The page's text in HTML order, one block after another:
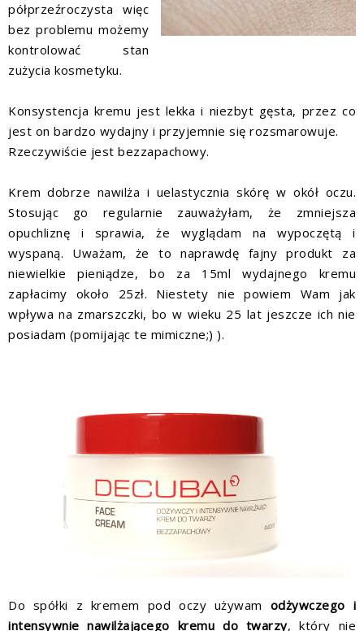
półprzeźroczysta więc
bez problemu możemy
kontrolować stan
zużycia kosmetyku.
Konsystencja kremu jest lekka i niezbyt gęsta, przez co
jest on bardzo wydajny i przyjemnie się rozsmarowuje.
Rzeczywiście jest bezzapachowy.
Krem dobrze nawilża i uelastycznia skórę w okół oczu.
Stosując go regularnie zauważyłam, że zmniejsza
opuchliznę i sprawia, że wyglądam na wypoczętą i
wyspaną. Uważam, że to naprawdę fajny produkt za
niewielkie pieniądze, bo za 15ml wydajnego kremu
zapłacimy około 25zł. Niestety nie powiem Wam jak
wpływa na zmarszczki, bo w wieku 25 lat jeszcze ich nie
posiadam (pomijając te mimiczne;) ).
Do spółki z kremem pod oczy używam odżywczego i
intensywnie nawilżającego kremu do twarzy, który nie